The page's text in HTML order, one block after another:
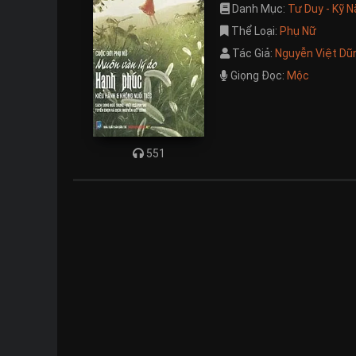
551
Danh Mục: Tư Duy - Kỹ
Thể Loại: Phụ Nữ
Tác Giả: Nguyễn Việt
Giọng Đọc: Mộc